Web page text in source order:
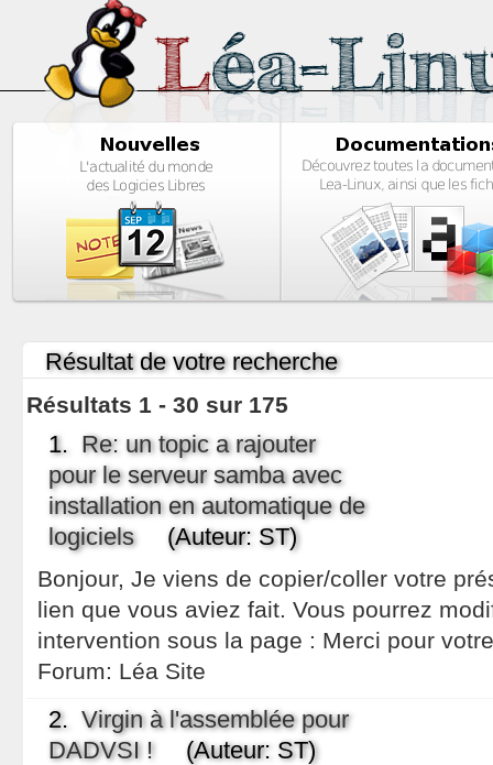
Résultat de votre recherche
Résultats 1 - 30 sur 175
1. Re: un topic a rajouter
pour le serveur samba avec
installation en automatique de
logiciels(Auteur: ST)
Bonjour, Je viens de copier/coller votre
lien que vous aviez fait. Vous pourrez
intervention sous la page : Merci pour
Forum: Léa Site
2. Virgin à l'assemblée pour
DADVSI !(Auteur: ST)